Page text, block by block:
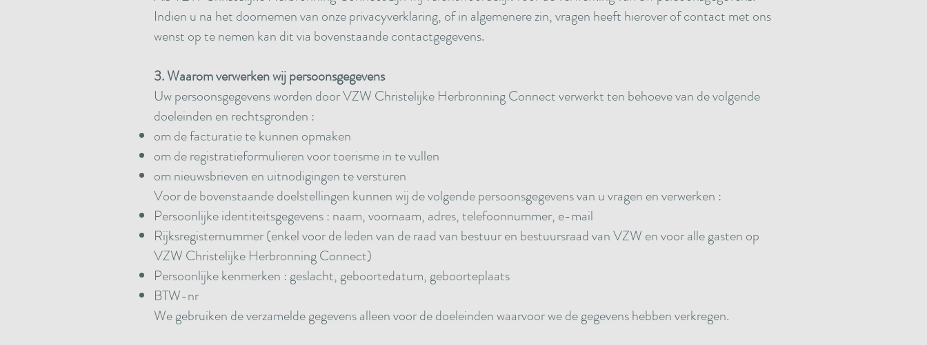
Indien u na het doornemen van onze privacyverklaring, of in algemenere zin, vragen heeft hierover of contact met ons
wenst op te nemen kan dit via bovenstaande contactgegevens.
3. Waarom verwerken wij persoonsgegevens
Uw persoonsgegevens worden door VZW Christelijke Herbronning Connect verwerkt ten behoeve van de volgende
doeleinden en rechtsgronden :
om de facturatie te kunnen opmaken
om de registratieformulieren voor toerisme in te vullen
om nieuwsbrieven en uitnodigingen te versturen
Voor de bovenstaande doelstellingen kunnen wij de volgende persoonsgegevens van u vragen en verwerken :
Persoonlijke identiteitsgegevens : naam, voornaam, adres, telefoonnummer, e-mail
Rijksregisternummer (enkel voor de leden van de raad van bestuur en bestuursraad van VZW en voor alle gasten op
VZW Christelijke Herbronning Connect)
Persoonlijke kenmerken : geslacht, geboortedatum, geboorteplaats
BTW-nr
We gebruiken de verzamelde gegevens alleen voor de doeleinden waarvoor we de gegevens hebben verkregen.